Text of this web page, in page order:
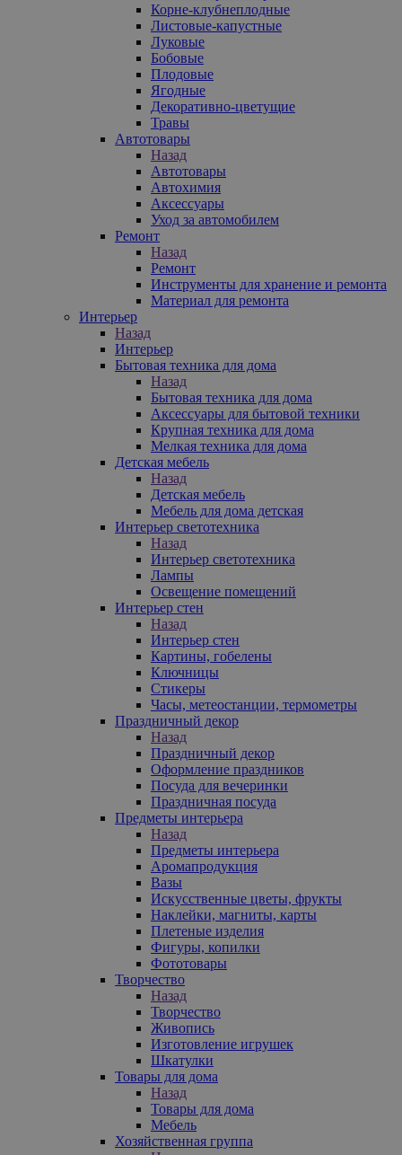
Корне-клубнеплодные
Листовые-капустные
Луковые
Бобовые
Плодовые
Ягодные
Декоративно-цветущие
Травы
Автотовары
Назад
Автотовары
Автохимия
Аксессуары
Уход за автомобилем
Ремонт
Назад
Ремонт
Инструменты для хранение и ремонта
Материал для ремонта
Интерьер
Назад
Интерьер
Бытовая техника для дома
Назад
Бытовая техника для дома
Аксессуары для бытовой техники
Крупная техника для дома
Мелкая техника для дома
Детская мебель
Назад
Детская мебель
Мебель для дома детская
Интерьер светотехника
Назад
Интерьер светотехника
Лампы
Освещение помещений
Интерьер стен
Назад
Интерьер стен
Картины, гобелены
Ключницы
Стикеры
Часы, метеостанции, термометры
Праздничный декор
Назад
Праздничный декор
Оформление праздников
Посуда для вечеринки
Праздничная посуда
Предметы интерьера
Назад
Предметы интерьера
Аромапродукция
Вазы
Искусственные цветы, фрукты
Наклейки, магниты, карты
Плетеные изделия
Фигуры, копилки
Фототовары
Творчество
Назад
Творчество
Живопись
Изготовление игрушек
Шкатулки
Товары для дома
Назад
Товары для дома
Мебель
Хозяйственная группа